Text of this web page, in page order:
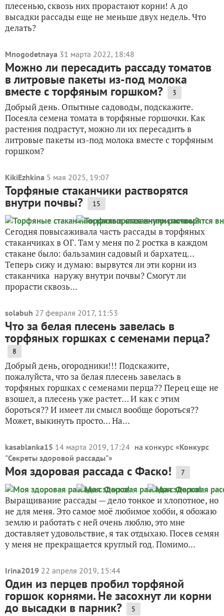
плесенью, сквозь них прорастают корни! А до
высадки рассады еще не меньше двух недель. Что
делать?
Mnogodetnaya 31 марта 2022, 18:48
Можно ли пересадить рассаду томатов
в литровые пакеты из-под молока
вместе с торфяным горшком? 3
Добрый день. Опытные садоводы, подскажите.
Посеяла семена томата в торфяные горшочки. Как
растения подрастут, можно ли их пересадить в
литровые пакеты из-под молока вместе с торфяным
горшком?
KikiEzhkina 5 мая 2025, 19:07
Торфяные стаканчики растворятся
внутри почвы? 15
Сегодня повысаживала часть рассады в торфяных
стаканчиках в ОГ. Там у меня по 2 ростка в каждом
стакане было: бальзамин садовый и бархатец…
Теперь сижу и думаю: вырвутся ли эти корни из
стаканчика наружу внутри почвы? Смогут ли
прорасти сквозь...
solabuh 27 февраля 2017, 11:53
Что за белая плесень завелась в
торфяных горшках с семенами перца?
8
Добрый день, огородники!!! Подскажите,
пожалуйста, что за белая плесень завелась в
торфяных горшках с семенами перца?? Перец еще не
взошел, а плесень уже растет… И как с этим
бороться?? И имеет ли смысл вообще бороться??
Может, выкинуть просто… На...
kasablanka15 14 марта 2019, 17:24 на конкурс «Конкурс
"Секреты здоровой рассады"»
Моя здоровая рассада с Фаско! 7
Выращивание рассады — дело тонкое и хлопотное, но
не для меня. Это самое моё любимое хобби, я обожаю
землю и работать с ней очень люблю, это мне
доставляет удовольствие, я так отдыхаю. Посев семян
у меня не прекращается круглый год. Помимо...
Irina2019 22 апреля 2019, 15:44
Один из перцев пробил торфяной
горшок корнями. Не засохнут ли корни
до высадки в парник? 5